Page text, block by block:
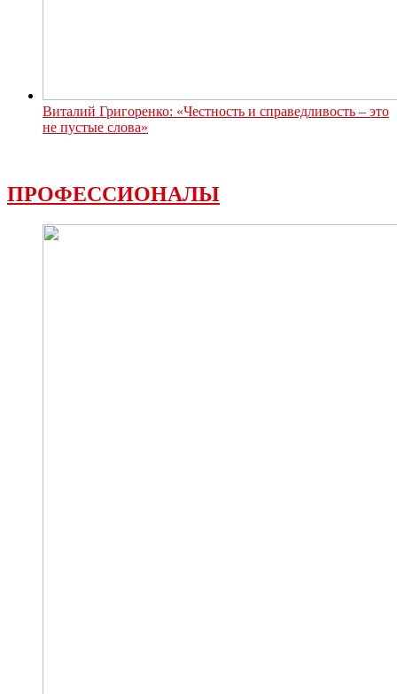
Виталий Григоренко: «Честность и справедливость – это
не пустые слова»
ПРОФЕССИОНАЛЫ